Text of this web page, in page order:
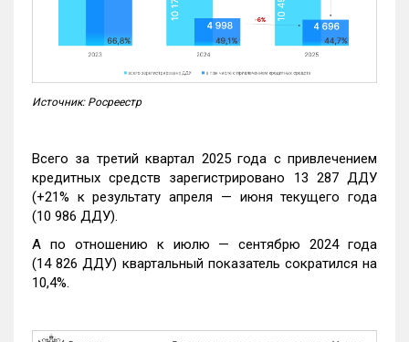
Источник: Росреестр
Всего за третий квартал 2025 года с привлечением
кредитных средств зарегистрировано 13 287 ДДУ
(+21% к результату апреля — июня текущего года
(10 986 ДДУ).
А по отношению к июлю — сентябрю 2024 года
(14 826 ДДУ) квартальный показатель сократился на
10,4%.